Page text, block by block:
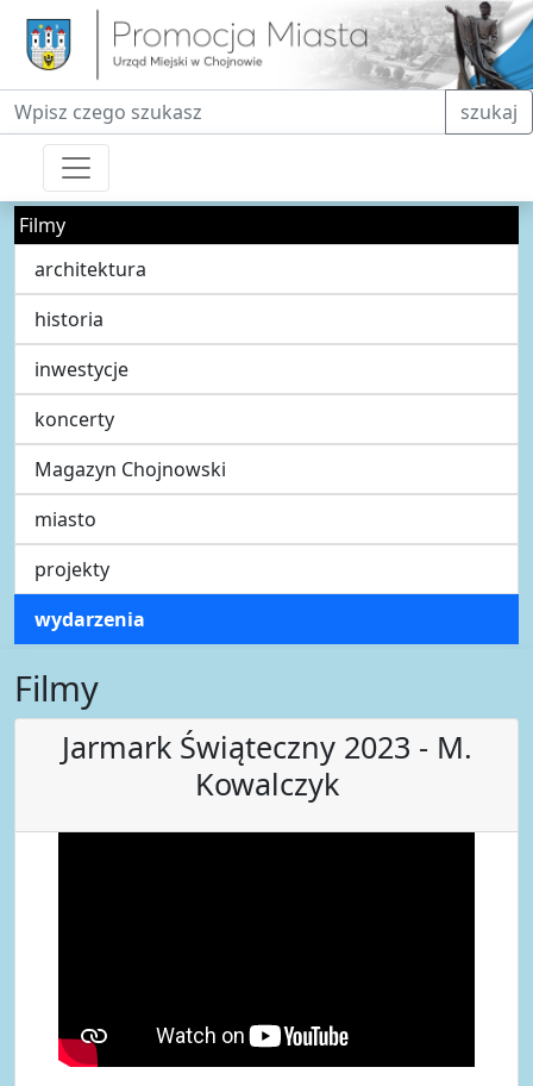
Fraza do wyszukiwania szukaj
Filmy
architektura
historia
inwestycje
koncerty
Magazyn Chojnowski
miasto
projekty
wydarzenia
Filmy
Jarmark Świąteczny 2023 - M.
Kowalczyk